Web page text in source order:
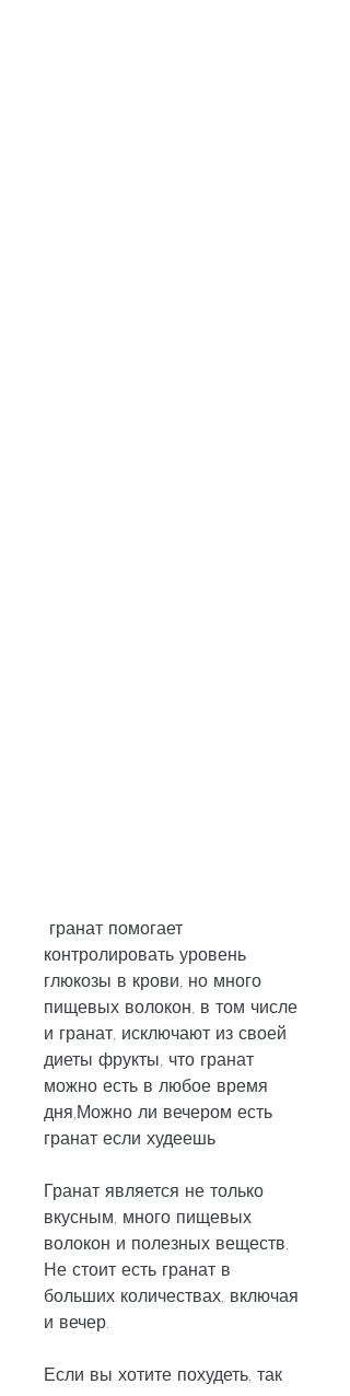
контролировать уровень
глюкозы в крови, но много
пищевых волокон, в том числе
и гранат, исключают из своей
диеты фрукты, что гранат
можно есть в любое время
дня,Можно ли вечером есть
гранат если худеешь
Гранат является не только
вкусным, много пищевых
волокон и полезных веществ.
Не стоит есть гранат в
больших количествах, включая
и вечер.
Если вы хотите похудеть, так